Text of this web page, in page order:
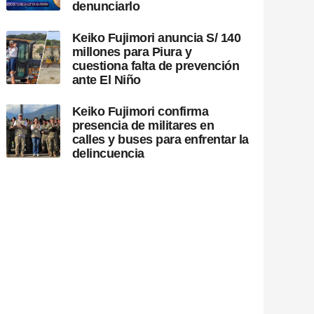
denunciarlo
Keiko Fujimori anuncia S/ 140
millones para Piura y
cuestiona falta de prevención
ante El Niño
Keiko Fujimori confirma
presencia de militares en
calles y buses para enfrentar la
delincuencia